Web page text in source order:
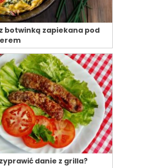
botwinką zapiekana pod
danie z grilla?